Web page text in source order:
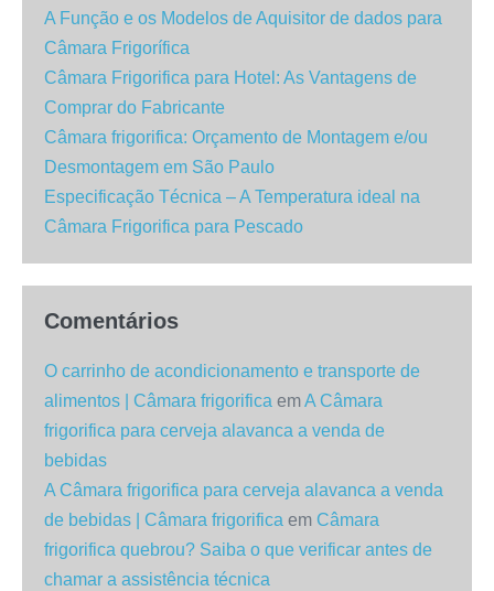
A Função e os Modelos de Aquisitor de dados para
Câmara Frigorífica
Câmara Frigorifica para Hotel: As Vantagens de
Comprar do Fabricante
Câmara frigorifica: Orçamento de Montagem e/ou
Desmontagem em São Paulo
Especificação Técnica – A Temperatura ideal na
Câmara Frigorifica para Pescado
Comentários
O carrinho de acondicionamento e transporte de
alimentos | Câmara frigorifica emA Câmara
frigorifica para cerveja alavanca a venda de
bebidas
A Câmara frigorifica para cerveja alavanca a venda
de bebidas | Câmara frigorifica em Câmara
frigorifica quebrou? Saiba o que verificar antes de
chamar a assistência técnica